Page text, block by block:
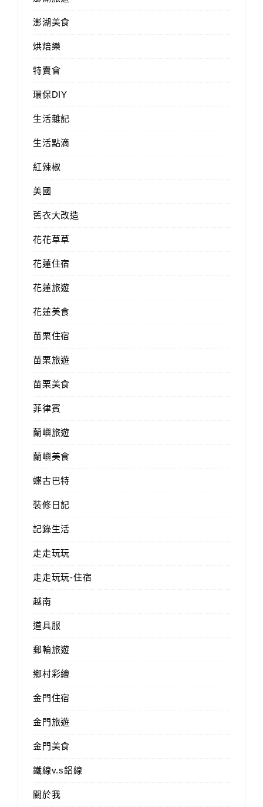
澎湖美食
烘焙樂
特賣會
環保DIY
生活雜記
生活點滴
紅辣椒
美國
舊衣大改造
花花草草
花蓮住宿
花蓮旅遊
花蓮美食
苗栗住宿
苗栗旅遊
苗栗美食
菲律賓
蘭嶼旅遊
蘭嶼美食
蝶古巴特
裝修日記
記錄生活
走走玩玩
走走玩玩-住宿
越南
道具服
郵輪旅遊
鄉村彩繪
金門住宿
金門旅遊
金門美食
鐵線v.s鋁線
關於我